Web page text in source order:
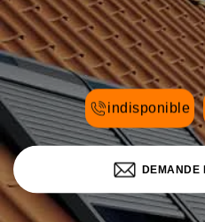
indisponible
DEMANDE